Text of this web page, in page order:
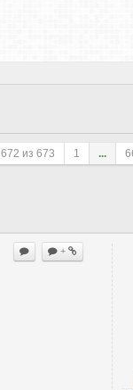
672 из 673 1 ...
+